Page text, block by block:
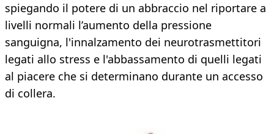
spiegando il potere di un abbraccio nel riportare a
livelli normali l’aumento della pressione
sanguigna, l'innalzamento dei neurotrasmettitori
legati allo stress e l'abbassamento di quelli legati
al piacere che si determinano durante un accesso
di collera.